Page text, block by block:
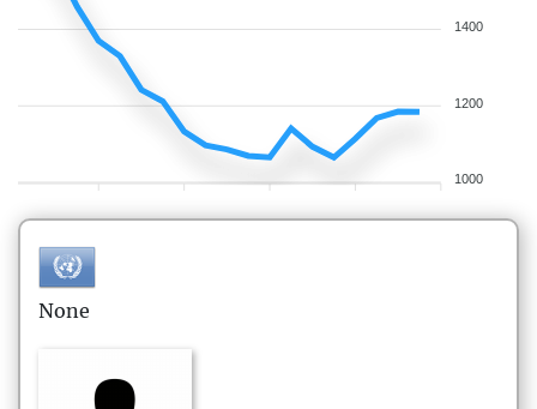
1400
1200
1000
None